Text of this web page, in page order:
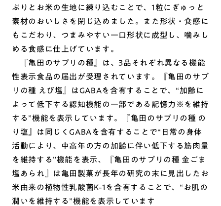
ぷりとお米の生地に練り込むことで、1粒にぎゅっと
素材のおいしさを閉じ込めました。また形状・食感に
もこだわり、つまみやすい一口形状に成型し、噛みし
める食感に仕上げています。
『亀田のサプリの種』は、3品それぞれ異なる機能
性表示食品の届出が受理されています。『亀田のサプ
リの種 えび塩』はGABAを含有することで、“加齢に
よって低下する認知機能の一部である記憶力※を維持
する”機能を表示しています。『亀田のサプリの種 の
り塩』は同じくGABAを含有することで“日常の身体
活動により、中高年の方の加齢に伴い低下する筋肉量
を維持する”機能を表示、『亀田のサプリの種 金ごま
塩あられ』は亀田製菓が長年の研究の末に見出したお
米由来の植物性乳酸菌K-1を含有することで、“お肌の
潤いを維持する”機能を表示しています